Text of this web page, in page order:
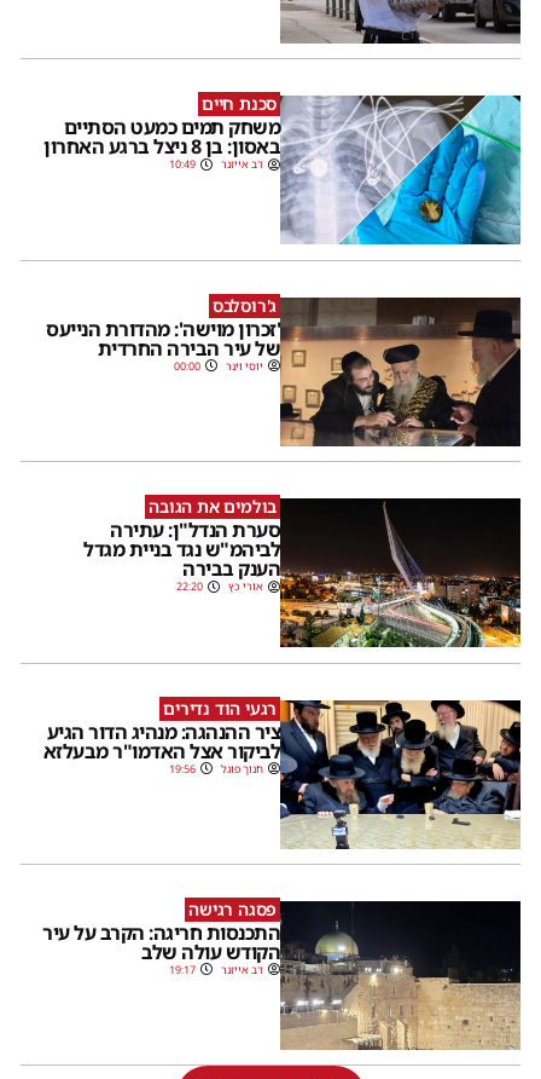
סכנת חיים
משחק תמים כמעט הסתיים
באסון: בן 8 ניצל ברגע האחרון
דב אייזנר 10:49
ג'רוסלבס
'זכרון מוישה': מהדורת הנייעס
של עיר הבירה החרדית
יוסי וינר 00:00
בולמים את הגובה
סערת הנדל"ן: עתירה
לביהמ"ש נגד בניית מגדל
הענק בבירה
אורי כץ 22:20
רגעי הוד נדירים
ציר ההנהגה: מנהיג הדור הגיע
לביקור אצל האדמו"ר מבעלזא
חנוך פוגל 19:56
פסגה רגישה
התכנסות חריגה: הקרב על עיר
הקודש עולה שלב
דב אייזנר 19:17